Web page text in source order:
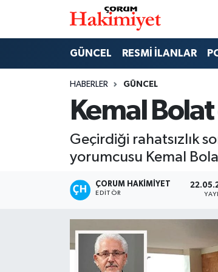
GÜNCEL RESMİ İLANLAR
HABERLER GÜNCEL
Kemal
Geçirdiği rahatsızlık
yorumcusu Kemal
ÇORUM HAKIMIYET
EDITÖR
GÜNCEL
Nöbetçi Eczaneler
Çorum Namaz Vakitleri
Trafik Durumu
Tüm Manşetler
Son Dakika Haberleri